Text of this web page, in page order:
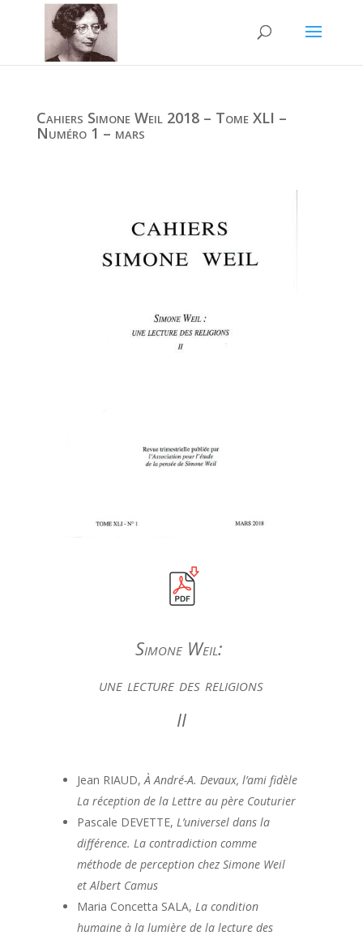
Cahiers Simone Weil 2018 – Tome XLI –
Numéro 1 – mars
Simone Weil:
une lecture des religions
II
Jean RIAUD,À André-A. Devaux, l’ami fidèle
La réception de la Lettre au père Couturier
Pascale DEVETTE, L’universel dans la
différence. La contradiction comme
méthode de perception chez Simone Weil
et Albert Camus
Maria Concetta SALA, La condition
humaine à la lumière de la lecture des